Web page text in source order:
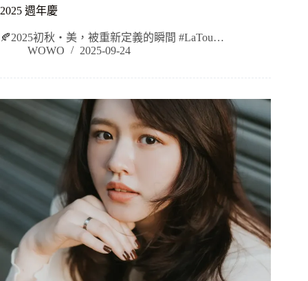
2025 週年慶
🍂2025初秋・美，被重新定義的瞬間 #LaTou…
WOWO
2025-09-24